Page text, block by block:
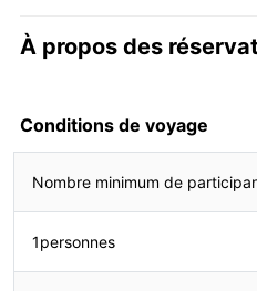
À propos des
Conditions de voyage
Nombre minimum de
1personnes